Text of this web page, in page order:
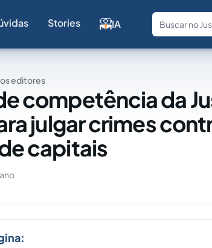
Stories IA
editores
competência da
julgar crimes
capitais